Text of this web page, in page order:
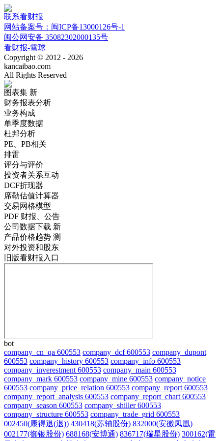
联系看财报
网站备案号：闽ICP备13000126号-1
闽公网安备 35082302000135号
看财报-雪球
Copyright © 2012 - 2026
kancaibao.com
All Rights Reserved
图表集 新
财务报表分析
业务构成
单季度数据
杜邦分析
PE、PB相关
排雷
评分与评价
投资者关系互动
DCF折现器
席勒估值计算器
交易网格模型
PDF 财报、公告
公司数据下载 新
产品价格趋势 测
对外投资和股东
旧版看财报入口
bot
company_cn_qa 600553 company_dcf 600553 company_dupont
600553 company_history 600553 company_info 600553
company_inverestment 600553 company_main 600553
company_mark 600553 company_mine 600553 company_notice
600553 company_price_relation 600553 company_report 600553
company_report_analysis 600553 company_report_chart 600553
company_season 600553 company_shiller 600553
company_structure 600553 company_trade_grid 600553
002450(康得退(退)) 430418(苏轴股份) 832000(安徽凤凰)
002177(御银股份) 688168(安博通) 836717(瑞星股份) 300162(雷